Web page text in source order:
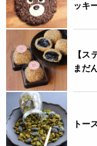
ッキ
【
まだ
トー